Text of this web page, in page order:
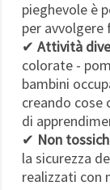
pieghevole è
per avvolgere
✔ Attività
colorate -
bambini
creando cose
di
✔ Non
la sicurezza
realizzati con